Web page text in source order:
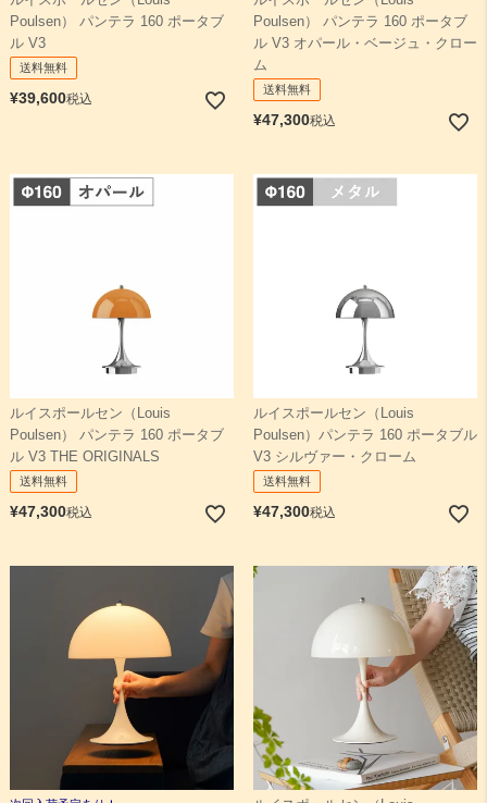
Poulsen） パンテラ 160 ポータブ
ル V3
送料無料
¥39,600税込
Poulsen） パンテラ 160 ポータブ
ル V3 オパール・ベージュ・クロー
ム
送料無料
¥47,300税込
ルイスポールセン（Louis
Poulsen） パンテラ 160 ポータブ
ル V3 THE ORIGINALS
送料無料
¥47,300税込
ルイスポールセン（Louis
Poulsen）パンテラ 160 ポータブル
V3 シルヴァー・クローム
送料無料
¥47,300税込